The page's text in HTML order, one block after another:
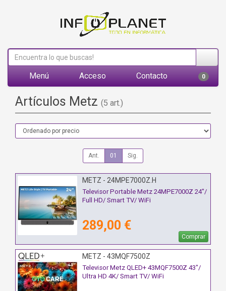
Menú Acceso Contacto 0
Artículos Metz (5 art.)
Ant. 01 Sig.
METZ - 24MPE7000Z.H
Televisor Portable Metz 24MPE7000Z 24"/
Full HD/ Smart TV/ WiFi
289,00 €
Comprar
METZ - 43MQF7500Z
Televisor Metz QLED+ 43MQF7500Z 43"/
Ultra HD 4K/ Smart TV/ WiFi